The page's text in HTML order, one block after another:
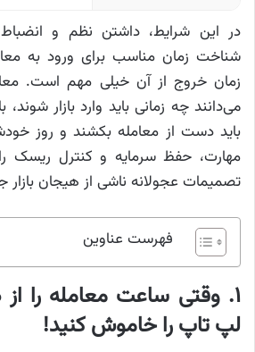
در این شرایط، داشتن نظم و انضباط
شناخت زمان مناسب برای ورود به
زمان خروج از آن خیلی مهم است.
می‌دانند چه زمانی باید وارد بازار
باید دست از معامله بکشند و روز
مهارت، حفظ سرمایه و کنترل ریسک
تصمیمات عجولانه ناشی از هیجان بازار
فهرست عناوین
۱. وقتی ساعت معامله را
لپ تاپ را خاموش کنید!